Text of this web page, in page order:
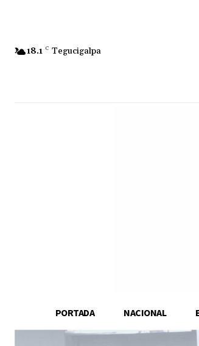
18.1 C Tegucigalpa
PORTADA NACIONAL